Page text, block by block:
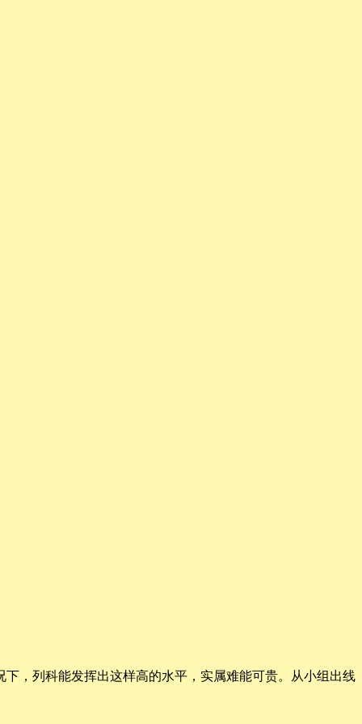
，列科能发挥出这样高的水平，实属难能可贵。从小组出线